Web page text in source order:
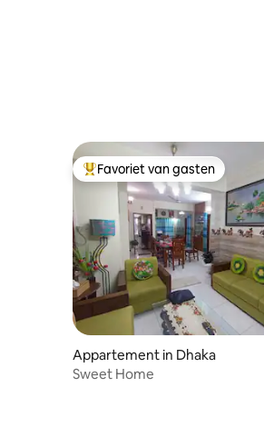
Topfavoriet van gasten
Favoriet van gasten
Appartement in Dhaka
Sweet Home